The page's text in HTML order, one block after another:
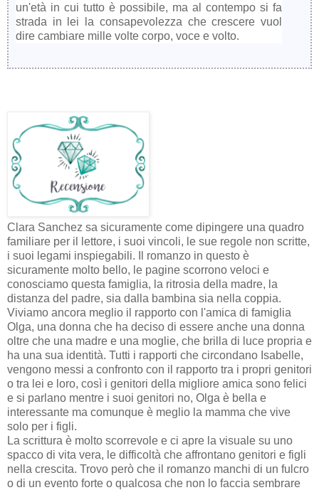
un'età in cui tutto è possibile, ma al contempo si fa
strada in lei la consapevolezza che crescere vuol
dire cambiare mille volte corpo, voce e volto.
Clara Sanchez sa sicuramente come dipingere una quadro
familiare per il lettore, i suoi vincoli, le sue regole non scritte,
i suoi legami inspiegabili. Il romanzo in questo è
sicuramente molto bello, le pagine scorrono veloci e
conosciamo questa famiglia, la ritrosia della madre, la
distanza del padre, sia dalla bambina sia nella coppia.
Viviamo ancora meglio il rapporto con l'amica di famiglia
Olga, una donna che ha deciso di essere anche una donna
oltre che una madre e una moglie, che brilla di luce propria e
ha una sua identità. Tutti i rapporti che circondano Isabelle,
vengono messi a confronto con il rapporto tra i propri genitori
o tra lei e loro, così i genitori della migliore amica sono felici
e si parlano mentre i suoi genitori no, Olga è bella e
interessante ma comunque è meglio la mamma che vive
solo per i figli.
La scrittura è molto scorrevole e ci apre la visuale su uno
spacco di vita vera, le difficoltà che affrontano genitori e figli
nella crescita. Trovo però che il romanzo manchi di un fulcro
o di un evento forte o qualcosa che non lo faccia sembrare